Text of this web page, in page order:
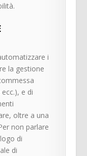
i
la gestione
e di
oltre a una
non parlare
di
di